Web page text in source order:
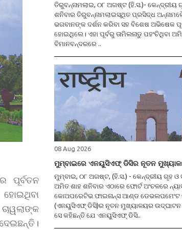
ପୂର୍ବତନ
ତିରୁବନ୍ନାମଲାଇ, ୦୮ ଅଗଷ୍ଟ (ହି.ସ.)- କେନ୍ଦ୍ରୀୟ ଗୃହମନ୍ତ୍ରୀ ଅମିତ ଶାହ
ଶନିବାର ତିରୁବନ୍ନାମଲାଇସ୍ଥିତ ପ୍ରସିଦ୍ଧ
ଭଗବାନଙ୍କ ଦର୍ଶନ କରିବା ସହ ବିଶେଷ ଅଭିଷେକ
ହୋଇଥିଲେ। ଏହା ପୂର୍ବରୁ ତାମିଲନାଡୁ ପହଂଚିଥିବା
ବିମାନବନ୍ଦରରେ ..
08 Aug 2026
ମୁମ୍ବାଇରେ ଏନୟୁସିଏଫ୍ ଡିସିର ନୂତନ
ମୁମ୍ବାଇ, ୦୮ ଅଗଷ୍ଟ, (ହି.ସ.) - କେନ୍ଦ୍ରୀୟ ଗୃହ ଓ
ଅମିତ ଶାହ ଶନିବାର ଏଠାରେ ଫୋର୍ଟ ଅଂଚଳରେ
କୋଅପରେଟିଭ ଫାଇନାନ୍ସ ଆଣ୍ଡ ଡେଭଲପମେଂଟ
(ଏନୟୁସିଏଫ୍ ଡିସି)ର ନୂତନ ମୁଖ୍ୟାଳୟର ଉଦ୍ଘାଟନ
ସେ କହିଛନ୍ତି ଯେ ଏନୟୁସିଏଫ୍ ଡିସି..